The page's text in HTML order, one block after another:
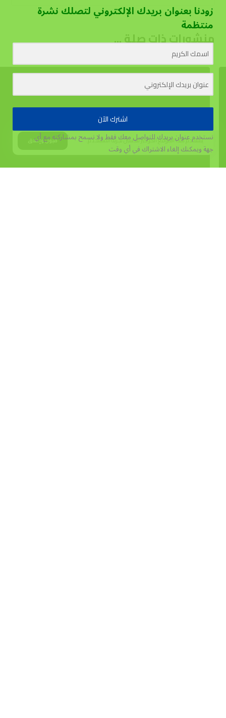
منشورات ذات صلة ...
يستخدم هذا الموقع الكوكيز لتحسين تجربة المستخدم. قبول وإغلاق
زودنا بعنوان بريدك الإلكتروني لتصلك نشرة
منتظمة
اشترك الآن
نستخدم عنوان بريدك للتواصل معك فقط ولا نسمح بمشاركته مع أي
جهةويمكنك إلغاء الاشتراك في أي وقت